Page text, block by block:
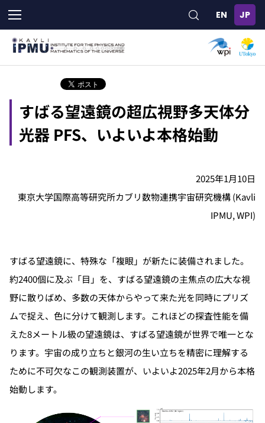
メ
イ
ン
すばる望遠鏡の超広視野多天体分
光器 PFS、いよいよ本格始動
2025年1月10日
東京大学国際高等研究所カブリ数物連携宇宙研究機構 (Kavli
IPMU, WPI)
すばる望遠鏡に、特殊な「複眼」が新たに装備されました。
約2400個に及ぶ「目」を、すばる望遠鏡の主焦点の広大な視
野に散りばめ、多数の天体からやって来た光を同時にプリズ
ムで捉え、色に分けて観測します。これほどの探査性能を備
えた8メートル級の望遠鏡は、すばる望遠鏡が世界で唯一とな
ります。宇宙の成り立ちと銀河の生い立ちを精密に理解する
ために不可欠なこの観測装置が、いよいよ2025年2月から本格
始動します。